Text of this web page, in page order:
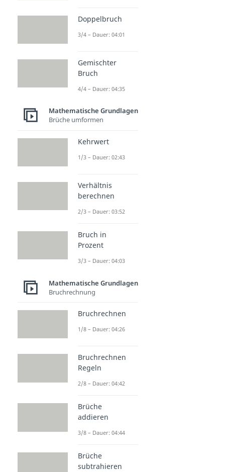
Doppelbruch
3/4 – Dauer: 04:01
Gemischter
Bruch
4/4 – Dauer: 04:35
Mathematische Grundlagen
Brüche umformen
Kehrwert
1/3 – Dauer: 02:43
Verhältnis
berechnen
2/3 – Dauer: 03:52
Bruch in
Prozent
3/3 – Dauer: 04:03
Mathematische Grundlagen
Bruchrechnung
Bruchrechnen
1/8 – Dauer: 04:26
Bruchrechnen
Regeln
2/8 – Dauer: 04:42
Brüche
addieren
3/8 – Dauer: 04:44
Brüche
subtrahieren